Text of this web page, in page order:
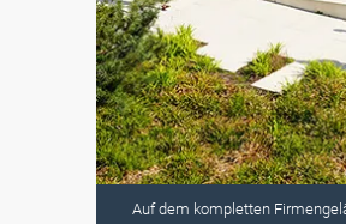
Auf dem kompletten